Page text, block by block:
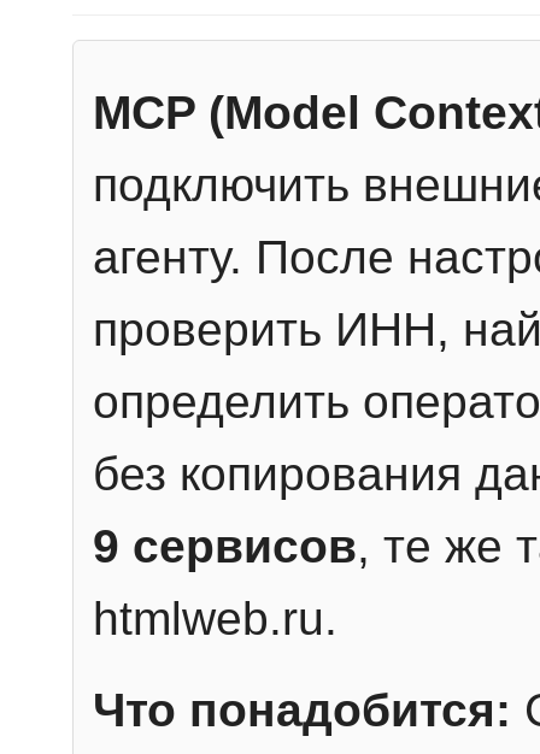
MCP (Model
подключить
агенту. После
проверить ИНН,
определить
без копирования
9 сервисов, те же
htmlweb.ru.
Что понадобится: